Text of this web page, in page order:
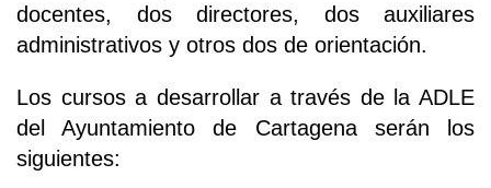
docentes, dos directores, dos auxiliares
administrativos y otros dos de orientación.
Los cursos a desarrollar a través de la ADLE
del Ayuntamiento de Cartagena serán los
siguientes: